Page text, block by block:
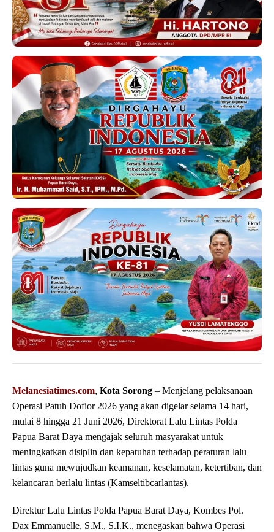
Melanesiatimes.com, Kota Sorong – Menjelang pelaksanaan
Operasi Patuh Dofior 2026 yang akan digelar selama 14 hari,
mulai 8 hingga 21 Juni 2026, Direktorat Lalu Lintas Polda
Papua Barat Daya mengajak seluruh masyarakat untuk
meningkatkan disiplin dan kepatuhan terhadap peraturan lalu
lintas guna mewujudkan keamanan, keselamatan, ketertiban, dan
kelancaran berlalu lintas (Kamseltibcarlantas).
Direktur Lalu Lintas Polda Papua Barat Daya, Kombes Pol.
Dax Emmanuelle, S.M., S.I.K., menegaskan bahwa Operasi